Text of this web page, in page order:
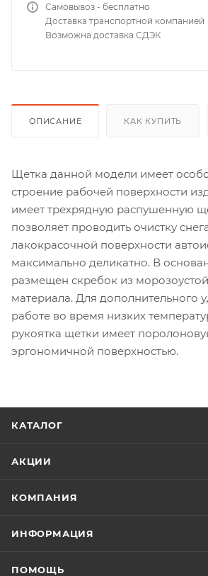
Самовывоз - бесплатно
Доставка транспортной компанией
Возможна доставка СДЭК
ОПИСАНИЕ КАК КУПИТЬ
Щетка данной модели имеет
строение рабочей поверхности
имеет трехрядную распушенную
позволяет проводить очистку
лакокрасочной поверхности
максимально деликатно. В
размещен скребок из
материала. Для дополнительного
работе во время низких
рукоятка щетки имеет
эргономичной поверхностью.
КАТАЛОГ
АКЦИИ
КОМПАНИЯ
ИНФОРМАЦИЯ
ПОМОЩЬ